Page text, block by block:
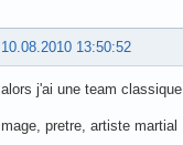
10.08.2010 13:50:52
alors j'ai une team classique
mage, pretre, artiste martial